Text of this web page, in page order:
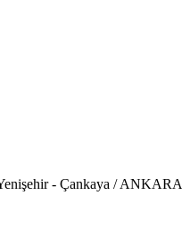
- Çankaya / ANKARA